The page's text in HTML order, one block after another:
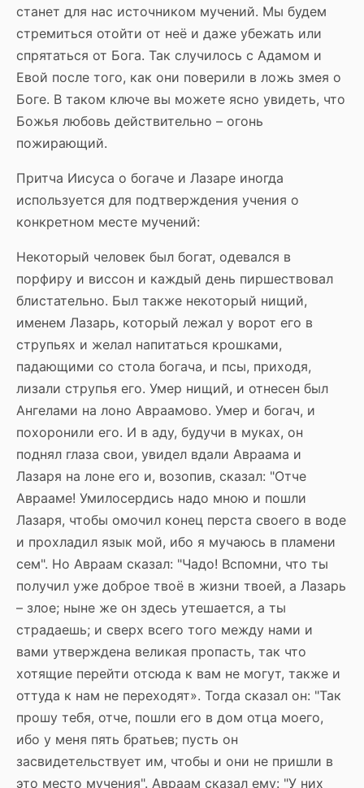
станет для нас источником мучений. Мы будем
стремиться отойти от неё и даже убежать или
спрятаться от Бога. Так случилось с Адамом и
Евой после того, как они поверили в ложь змея о
Боге. В таком ключе вы можете ясно увидеть, что
Божья любовь действительно – огонь
пожирающий.
Притча Иисуса о богаче и Лазаре иногда
используется для подтверждения учения о
конкретном месте мучений:
Некоторый человек был богат, одевался в
порфиру и виссон и каждый день пиршествовал
блистательно. Был также некоторый нищий,
именем Лазарь, который лежал у ворот его в
струпьях и желал напитаться крошками,
падающими со стола богача, и псы, приходя,
лизали струпья его. Умер нищий, и отнесен был
Ангелами на лоно Авраамово. Умер и богач, и
похоронили его. И в аду, будучи в муках, он
поднял глаза свои, увидел вдали Авраама и
Лазаря на лоне его и, возопив, сказал: "Отче
Аврааме! Умилосердись надо мною и пошли
Лазаря, чтобы омочил конец перста своего в воде
и прохладил язык мой, ибо я мучаюсь в пламени
сем". Но Авраам сказал: "Чадо! Вспомни, что ты
получил уже доброе твоё в жизни твоей, а Лазарь
– злое; ныне же он здесь утешается, а ты
страдаешь; и сверх всего того между нами и
вами утверждена великая пропасть, так что
хотящие перейти отсюда к вам не могут, также и
оттуда к нам не переходят». Тогда сказал он: "Так
прошу тебя, отче, пошли его в дом отца моего,
ибо у меня пять братьев; пусть он
засвидетельствует им, чтобы и они не пришли в
это место мучения". Авраам сказал ему: "У них